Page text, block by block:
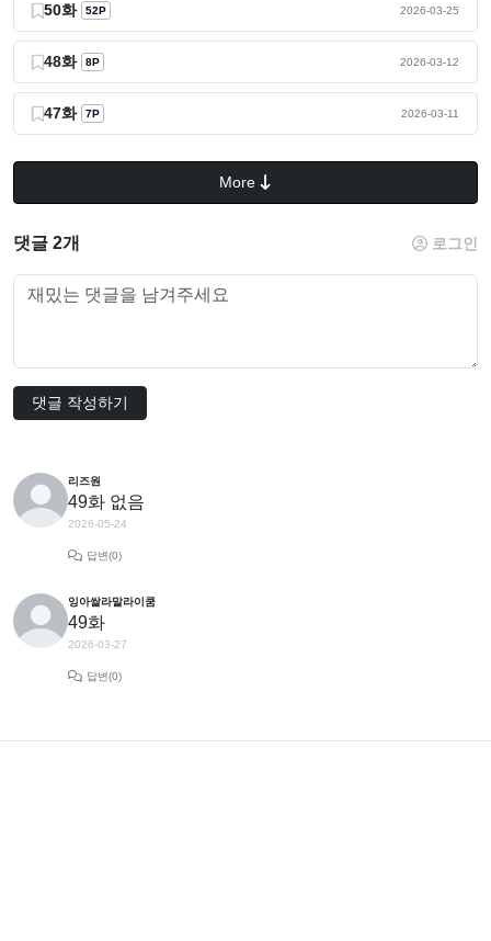
50화 52P 2026-03-25
48화 8P 2026-03-12
47화 7P 2026-03-11
More
댓글 2개 로그인
댓글 작성하기
리즈원
49화 없음
2026-05-24
답변(0)
잉아쌀라말라이쿰
49화
2026-03-27
답변(0)